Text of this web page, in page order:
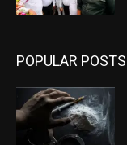
POPULAR POSTS